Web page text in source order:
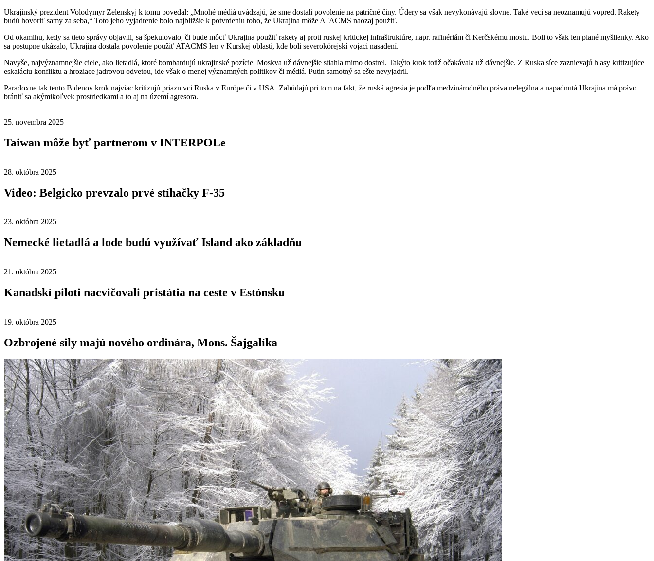
Ukrajinský prezident Volodymyr Zelenskyj k tomu povedal: „Mnohé médiá uvádzajú, že sme dostali povolenie na patričné činy. Údery sa však nevykonávajú slovne. Také veci sa neoznamujú vopred. Rakety
budú hovoriť samy za seba,“ Toto jeho vyjadrenie bolo najbližšie k potvrdeniu toho, že Ukrajina môže ATACMS naozaj použiť.
Od okamihu, kedy sa tieto správy objavili, sa špekulovalo, či bude môcť Ukrajina použiť rakety aj proti ruskej kritickej infraštruktúre, napr. rafinériám či Kerčskému mostu. Boli to však len plané myšlienky. Ako
sa postupne ukázalo, Ukrajina dostala povolenie použiť ATACMS len v Kurskej oblasti, kde boli severokórejskí vojaci nasadení.
Navyše, najvýznamnejšie ciele, ako lietadlá, ktoré bombardujú ukrajinské pozície, Moskva už dávnejšie stiahla mimo dostrel. Takýto krok totiž očakávala už dávnejšie. Z Ruska síce zaznievajú hlasy kritizujúce
eskaláciu konfliktu a hroziace jadrovou odvetou, ide však o menej významných politikov či médiá. Putin samotný sa ešte nevyjadril.
Paradoxne tak tento Bidenov krok najviac kritizujú priaznivci Ruska v Európe či v USA. Zabúdajú pri tom na fakt, že ruská agresia je podľa medzinárodného práva nelegálna a napadnutá Ukrajina má právo
brániť sa akýmikoľvek prostriedkami a to aj na území agresora.
25. novembra 2025
Taiwan môže byť partnerom v INTERPOLe
28. októbra 2025
Video: Belgicko prevzalo prvé stíhačky F-35
23. októbra 2025
Nemecké lietadlá a lode budú využívať Island ako základňu
21. októbra 2025
Kanadskí piloti nacvičovali pristátia na ceste v Estónsku
19. októbra 2025
Ozbrojené sily majú nového ordinára, Mons. Šajgalíka